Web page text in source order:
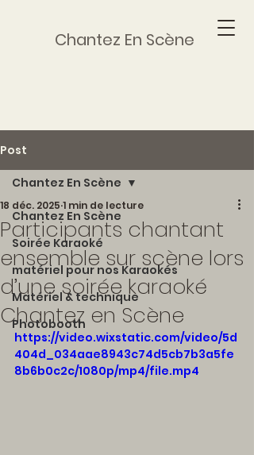
Chantez En Scène
Post
Chantez En Scène
Soirée Karaoké
matériel pour nos Karaokés
Matériel & technique
Photobooth
Chantez En Scène
Participants chantant
ensemble sur scène lors
d’une soirée karaoké
Chantez en Scène
18 déc. 2025 1 min de lecture
https://video.wixstatic.com/video/5d
404d_034aae8943c74d5cb7b3a5fe
8b6b0c2c/1080p/mp4/file.mp4